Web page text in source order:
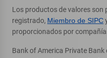
Los productos de valores son
registrado, Miembro de SIPC
proporcionados por
Bank of America Private